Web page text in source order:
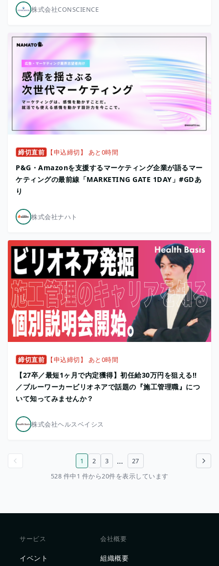
株式会社CONSCIENCE
締切直前 【申込締切】 あと0時間
P&G・Amazonを支援するマーケティング企業が語るマー
ケティングの最前線「MARKETING GATE 1DAY」#GDあ
り
株式会社ナハト
締切直前 【申込締切】 あと0時間
【27卒／最短1ヶ月で内定獲得】初任給30万円を狙える!!
／ブルーワーカービリオネアで話題の『施工管理職』につ
いて知ってみませんか？
株式会社ヘルスベイシス
次のページ
1 2 3 …
27
528 件中1 件から20件を表示しています
サービス
イベント
会社概要
組織概要